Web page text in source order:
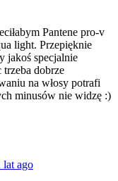
Pantene pro-v
light. Przepięknie
jakoś specjalnie
trzeba dobrze
na włosy potrafi
minusów nie widzę :)
lat ago